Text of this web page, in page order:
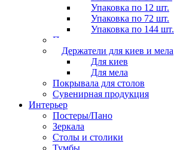
Упаковка по 12 шт.
Упаковка по 72 шт.
Упаковка по 144 шт.
Перчатки
Держатели для киев и мела
Для киев
Для мела
Покрывала для столов
Сувенирная продукция
Интерьер
Постеры/Пано
Зеркала
Столы и столики
Тумбы